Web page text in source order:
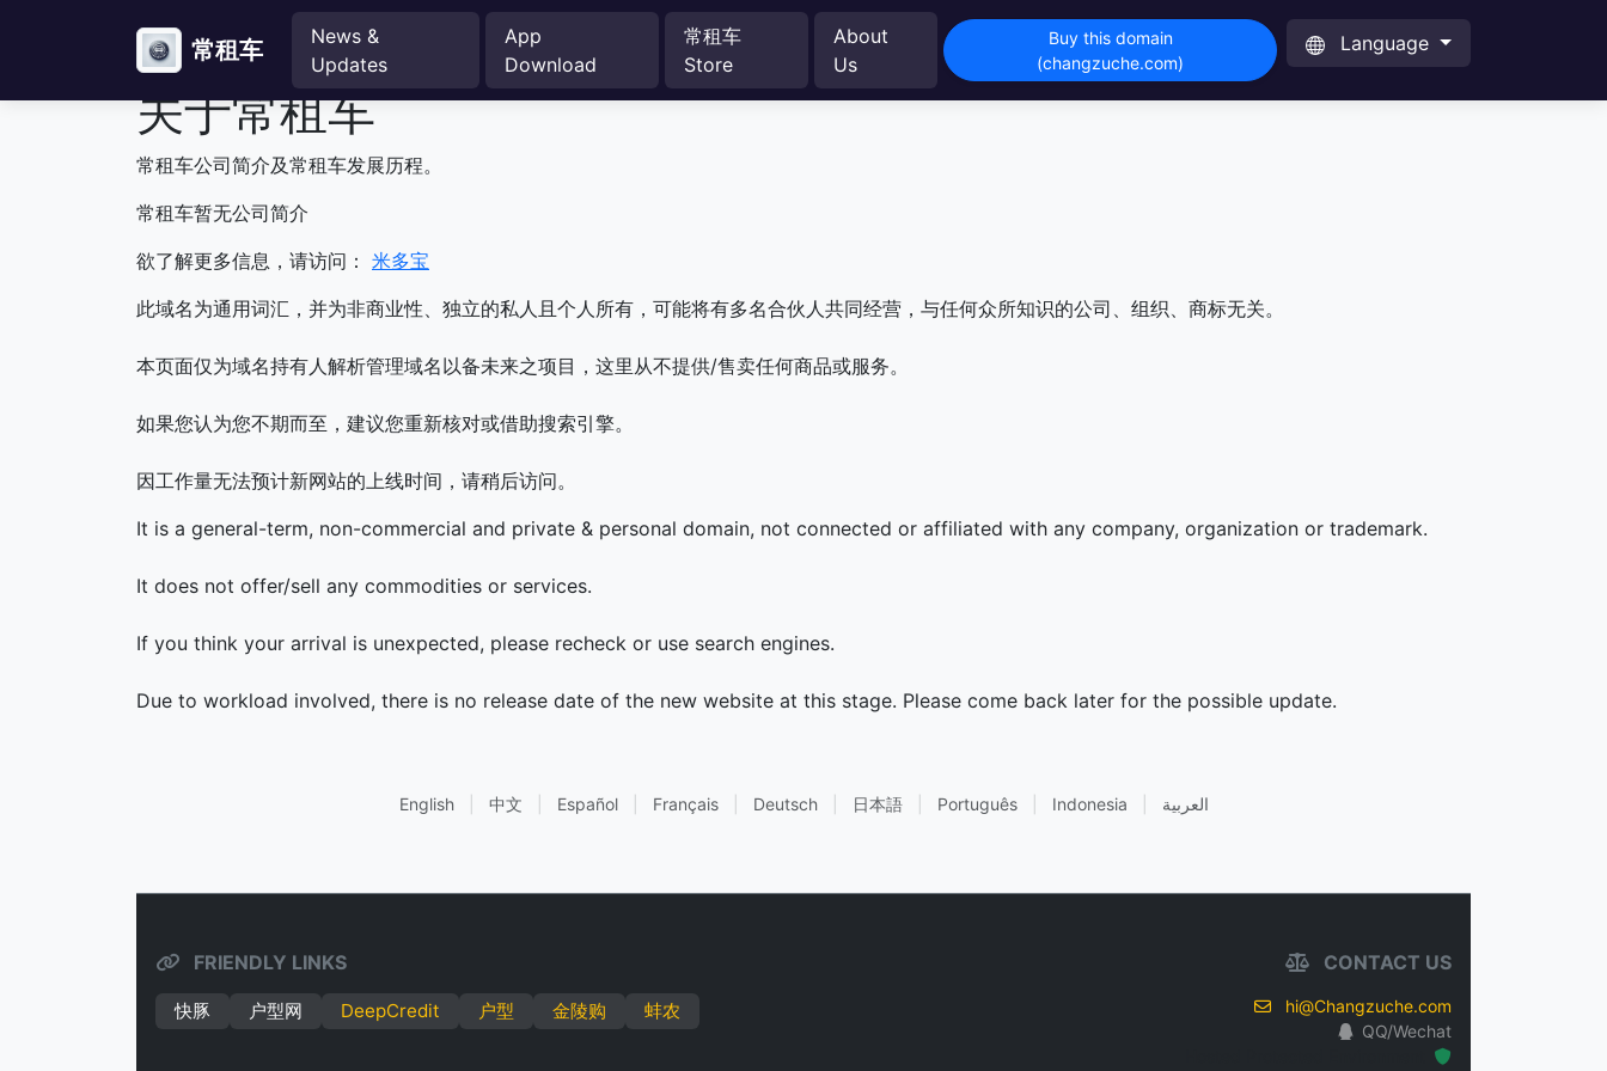
常租车
News &
Updates
App
Download
常租车
Store
About
Us
Buy this domain
(changzuche.com)
Language
关于常租车
常租车公司简介及常租车发展历程。
常租车暂无公司简介
欲了解更多信息，请访问： 米多宝
此域名为通用词汇，并为非商业性、独立的私人且个人所有，可能将有多名合伙人共同经营，与任何众所知识的公司、组织、商标无关。
本页面仅为域名持有人解析管理域名以备未来之项目，这里从不提供/售卖任何商品或服务。
如果您认为您不期而至，建议您重新核对或借助搜索引擎。
因工作量无法预计新网站的上线时间，请稍后访问。
It is a general-term, non-commercial and private & personal domain, not connected or affiliated with any company, organization or trademark.
It does not offer/sell any commodities or services.
If you think your arrival is unexpected, please recheck or use search engines.
Due to workload involved, there is no release date of the new website at this stage. Please come back later for the possible update.
English 中文 Español Français Deutsch 日本語 Português Indonesia العربية
FRIENDLY LINKS
快豚 户型网 DeepCredit 户型 金陵购 蚌农
CONTACT US
hi@Changzuche.com
QQ/Wechat